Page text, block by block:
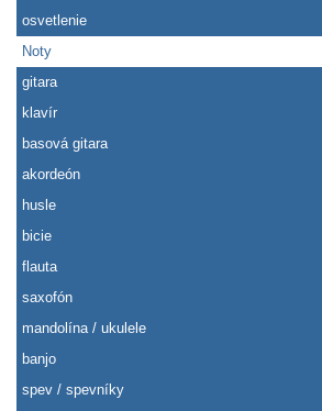
osvetlenie
Noty
gitara
klavír
basová gitara
akordeón
husle
bicie
flauta
saxofón
mandolína / ukulele
banjo
spev / spevníky